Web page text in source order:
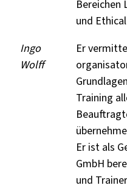
Bereichen
und
Ingo
Wolff
Er
Training
Er ist als
GmbH
und